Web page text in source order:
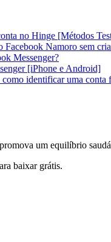
no Hinge [Métodos
Facebook Namoro sem
Messenger?
[iPhone e Android]
identificar uma conta
um equilíbrio
baixar grátis.